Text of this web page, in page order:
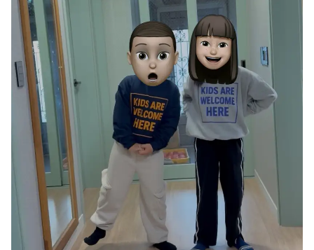
スポーツ
キッズ
ペット
フレーム
会員登録
ログイン
1：1お問い合わせ
カスタマーセンタ
アウター パンツ
カラー
半袖
長袖
人気ブランド
GILDAN
Champion
AAA